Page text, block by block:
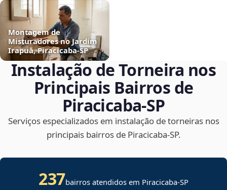
Montagem de
Misturadores no Jardim
Irapuã, Piracicaba‑SP
Instalação de Torneira nos
Principais Bairros de
Piracicaba‑SP
Serviços especializados em instalação de torneiras nos
principais bairros de Piracicaba‑SP.
237bairros atendidos em Piracicaba-SP